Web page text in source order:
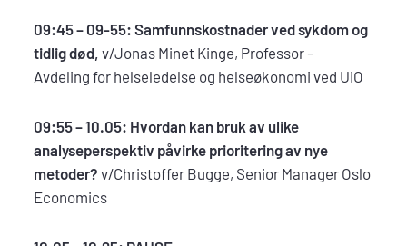
09:45 – 09-55: Samfunnskostnader ved sykdom og
tidlig død, v/Jonas Minet Kinge, Professor –
Avdeling for helseledelse og helseøkonomi ved UiO
09:55 – 10.05: Hvordan kan bruk av ulike
analyseperspektiv påvirke prioritering av nye
metoder? v/Christoffer Bugge, Senior Manager Oslo
Economics